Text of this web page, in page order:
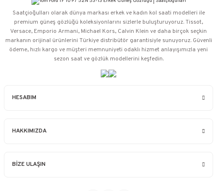
HESABIM
HAKKIMIZDA
BİZE ULAŞIN
Saatçioğulları⁠ olarak dünya markası erkek ve kadın kol saati modelleri ile
premium güneş gözlüğü koleksiyonlarını sizlerle buluşturuyoruz. Tissot,
Versace, Emporio Armani, Michael Kors, Calvin Klein ve daha birçok seçkin
markanın orijinal ürünlerini Türkiye distribütör garantisiyle sunuyoruz. Güvenli
ödeme, hızlı kargo ve müşteri memnuniyeti odaklı hizmet anlayışımızla yeni
sezon saat ve gözlük modellerini keşfedin.